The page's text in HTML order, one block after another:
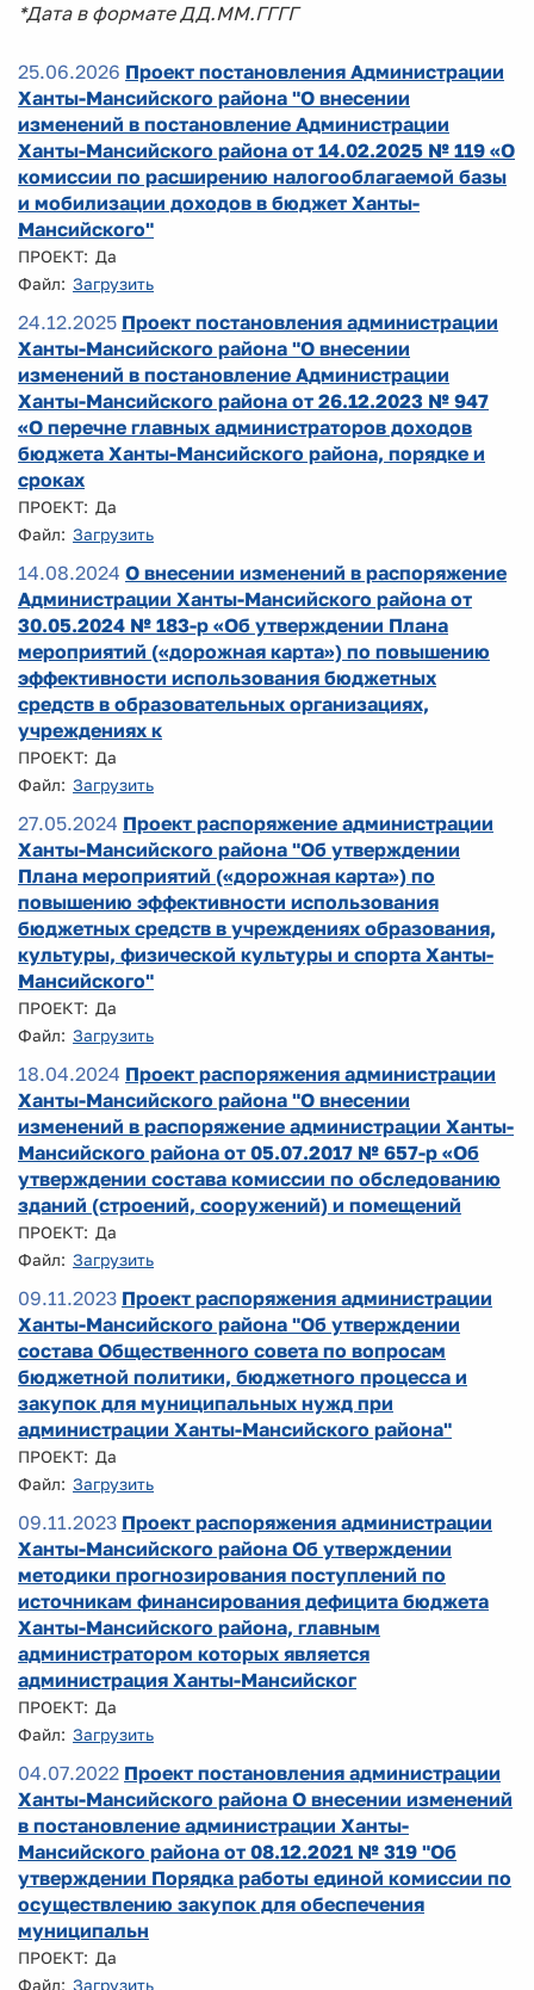
*Дата в формате ДД.ММ.ГГГГ
25.06.2026 Проект постановления Администрации
Ханты-Мансийского района "О внесении
изменений в постановление Администрации
Ханты-Мансийского района от 14.02.2025 № 119 «О
комиссии по расширению налогооблагаемой базы
и мобилизации доходов в бюджет Ханты-
Мансийского"
ПРОЕКТ: Да
Файл: Загрузить
24.12.2025 Проект постановления администрации
Ханты-Мансийского района "О внесении
изменений в постановление Администрации
Ханты-Мансийского района от 26.12.2023 № 947
«О перечне главных администраторов доходов
бюджета Ханты-Мансийского района, порядке и
сроках
ПРОЕКТ: Да
Файл: Загрузить
14.08.2024 О внесении изменений в распоряжение
Администрации Ханты-Мансийского района от
30.05.2024 № 183-р «Об утверждении Плана
мероприятий («дорожная карта») по повышению
эффективности использования бюджетных
средств в образовательных организациях,
учреждениях к
ПРОЕКТ: Да
Файл: Загрузить
27.05.2024 Проект распоряжение администрации
Ханты-Мансийского района "Об утверждении
Плана мероприятий («дорожная карта») по
повышению эффективности использования
бюджетных средств в учреждениях образования,
культуры, физической культуры и спорта Ханты-
Мансийского"
ПРОЕКТ: Да
Файл: Загрузить
18.04.2024 Проект распоряжения администрации
Ханты-Мансийского района "О внесении
изменений в распоряжение администрации Ханты-
Мансийского района от 05.07.2017 № 657-р «Об
утверждении состава комиссии по обследованию
зданий (строений, сооружений) и помещений
ПРОЕКТ: Да
Файл: Загрузить
09.11.2023 Проект распоряжения администрации
Ханты-Мансийского района "Об утверждении
состава Общественного совета по вопросам
бюджетной политики, бюджетного процесса и
закупок для муниципальных нужд при
администрации Ханты-Мансийского района"
ПРОЕКТ: Да
Файл: Загрузить
09.11.2023 Проект распоряжения администрации
Ханты-Мансийского района Об утверждении
методики прогнозирования поступлений по
источникам финансирования дефицита бюджета
Ханты-Мансийского района, главным
администратором которых является
администрация Ханты-Мансийског
ПРОЕКТ: Да
Файл: Загрузить
04.07.2022 Проект постановления администрации
Ханты-Мансийского района О внесении изменений
в постановление администрации Ханты-
Мансийского района от 08.12.2021 № 319 "Об
утверждении Порядка работы единой комиссии по
осуществлению закупок для обеспечения
муниципальн
ПРОЕКТ: Да
Файл: Загрузить